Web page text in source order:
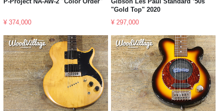
P-Project NA-AW-2 "Color Order"
¥ 374,000
Gibson Les Paul Standard ’50s
"Gold Top" 2020
¥ 297,000